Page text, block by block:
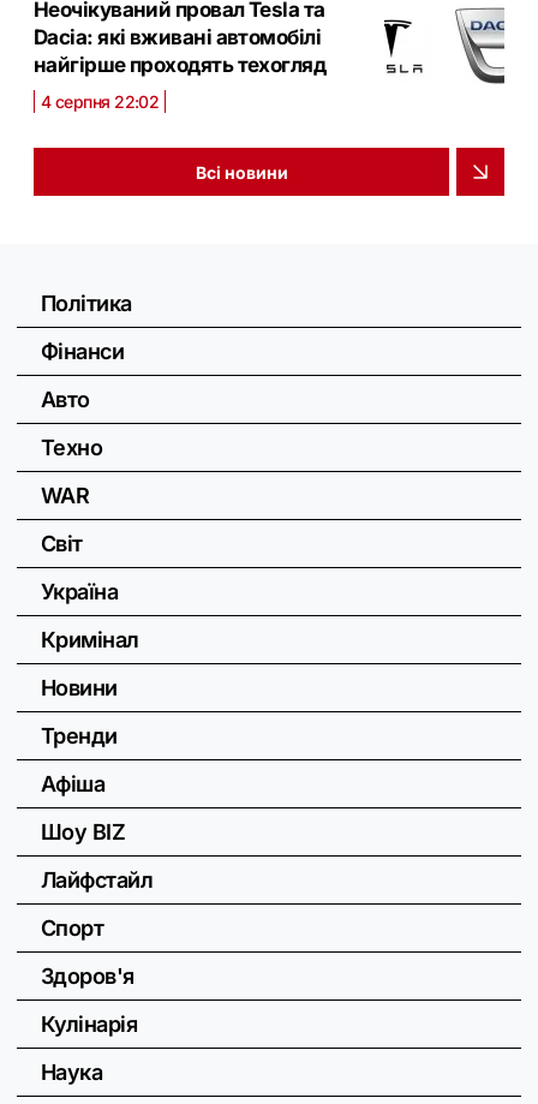
Неочікуваний провал Tesla та
Dacia: які вживані автомобілі
найгірше проходять техогляд
4 серпня 22:02
Всі новини
Політика
Фінанси
Авто
Техно
WAR
Світ
Україна
Кримінал
Новини
Тренди
Афіша
Шоу BIZ
Лайфстайл
Спорт
Здоров'я
Кулінарія
Наука